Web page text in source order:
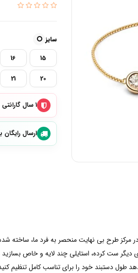
سایز
15
16
20
21
۱ سال گارانتی پاندورا ایران
ارسال رایگان
دیگر ست کرده، استایلی چند لایه و خاص
دستبند خود را برای تناسب کامل تنظیم